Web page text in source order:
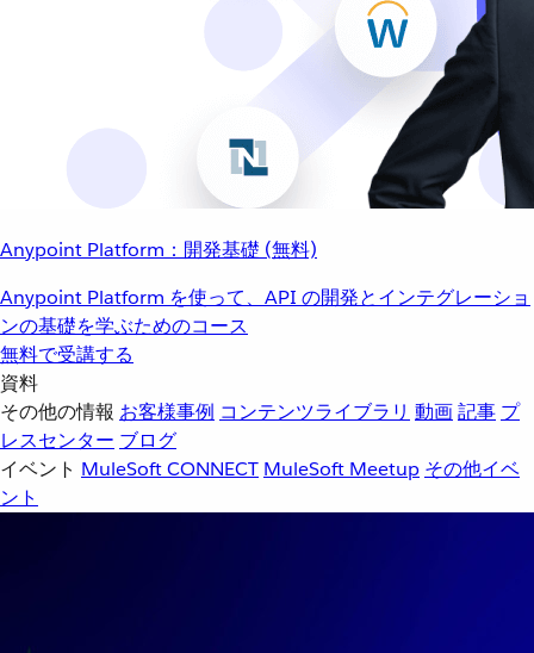
Anypoint Platform：開発基礎 (無料)
Anypoint Platform を使って、API の開発とインテグレーショ
ンの基礎を学ぶためのコース
無料で受講する
資料
その他の情報 お客様事例 コンテンツライブラリ 動画記事 プ
レスセンター ブログ
イベント MuleSoft CONNECT MuleSoft Meetup その他イベ
ント